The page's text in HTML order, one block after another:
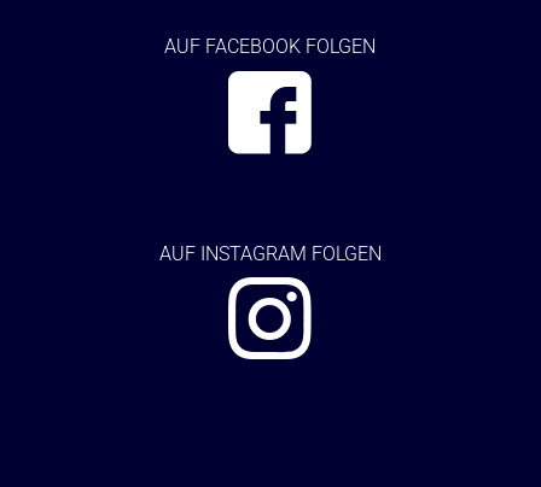
AUF FACEBOOK FOLGEN
AUF INSTAGRAM FOLGEN